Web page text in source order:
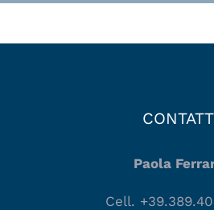
Paola
Cell.